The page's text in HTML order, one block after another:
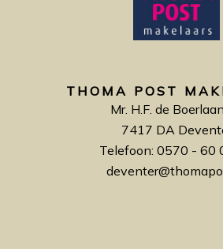
THOMA POST
Mr. H.F. de
7417 DA
Telefoon: 0570 - 60